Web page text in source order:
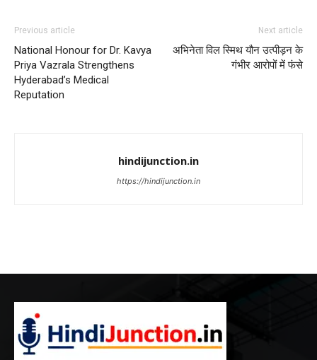
Previous article
National Honour for Dr. Kavya
Priya Vazrala Strengthens
Hyderabad’s Medical
Reputation
Next article
अभिनेता विल स्मिथ यौन उत्पीड़न के
गंभीर आरोपों में फंसे
hindijunction.in
https://hindijunction.in